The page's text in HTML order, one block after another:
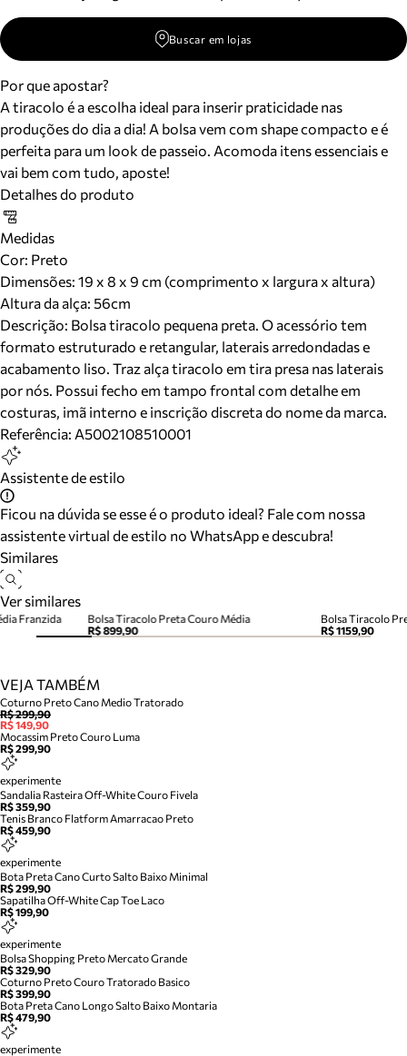
Buscar em lojas
Por que apostar?
A tiracolo é a escolha ideal para inserir praticidade nas
produções do dia a dia! A bolsa vem com shape compacto e é
perfeita para um look de passeio. Acomoda itens essenciais e
vai bem com tudo, aposte!
Detalhes do produto
Medidas
Cor: Preto
Dimensões: 19 x 8 x 9 cm (comprimento x largura x altura)
Altura da alça: 56cm
Descrição: Bolsa tiracolo pequena preta. O acessório tem
formato estruturado e retangular, laterais arredondadas e
acabamento liso. Traz alça tiracolo em tira presa nas laterais
por nós. Possui fecho em tampo frontal com detalhe em
costuras, imã interno e inscrição discreta do nome da marca.
Referência: A5002108510001
Assistente de estilo
Ficou na dúvida se esse é o produto ideal? Fale com nossa
assistente virtual de estilo no WhatsApp e descubra!
Similares
Ver similares
Bolsa Tiracolo Preta Couro Média
R$ 899,90
Bolsa Tiracolo
R$ 1159,90
Franzida
VEJA TAMBÉM
Coturno Preto Cano Medio Tratorado
R$ 299,90
R$ 149,90
Mocassim Preto Couro Luma
R$ 299,90
experimente
Sandalia Rasteira Off-White Couro Fivela
R$ 359,90
Tenis Branco Flatform Amarracao Preto
R$ 459,90
experimente
Bota Preta Cano Curto Salto Baixo Minimal
R$ 299,90
Sapatilha Off-White Cap Toe Laco
R$ 199,90
experimente
Bolsa Shopping Preto Mercato Grande
R$ 329,90
Coturno Preto Couro Tratorado Basico
R$ 399,90
Bota Preta Cano Longo Salto Baixo Montaria
R$ 479,90
experimente